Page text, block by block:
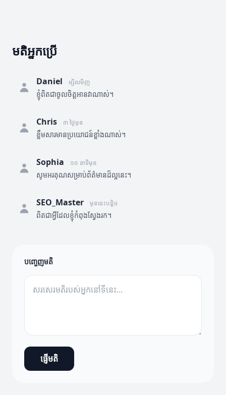
មតិអ្នកប្រើ
Daniel ម្សិលមិញ
ខ្ញុំពិតជាចូលចិត្តអានវាណាស់។
Chris ៣ ថ្ងៃមុន
ខ្លឹមសារមានប្រយោជន៍ខ្លាំងណាស់។
Sophia ១០ នាទីមុន
សូមអរគុណសម្រាប់ព័ត៌មានដ៏ល្អនេះ។
SEO_Master មុននេះបន្តិច
ពិតជាអ្វីដែលខ្ញុំកំពុងស្វែងរក។
បញ្ចេញមតិ
ផ្ញើមតិ